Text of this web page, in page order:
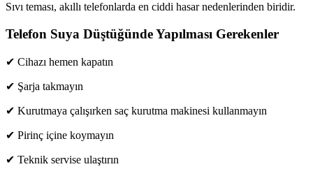
Sıvı teması, akıllı telefonlarda en ciddi hasar nedenlerinden biridir.
Telefon Suya Düştüğünde Yapılması Gerekenler
✔ Cihazı hemen kapatın
✔ Şarja takmayın
✔ Kurutmaya çalışırken saç kurutma makinesi kullanmayın
✔ Pirinç içine koymayın
✔ Teknik servise ulaştırın